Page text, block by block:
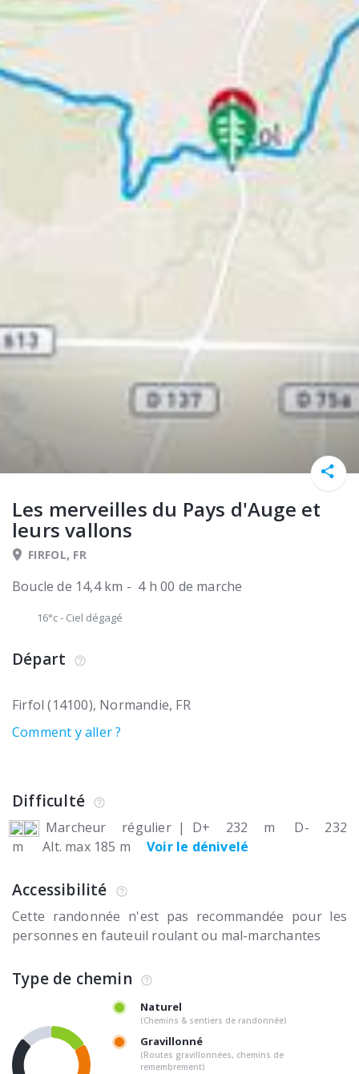
Les merveilles du Pays d'Auge et
leurs vallons
FIRFOL, FR
Boucle de 14,4 km - 4 h 00 de marche
16°c- Ciel dégagé
Départ
Firfol (14100) Normandie FR
Comment y aller ?
Difficulté
Marcheur régulier | D+ 232 m
D- 232
m
Alt. max 185 m Voir le dénivelé
Accessibilité
Cette randonnée n'est pas recommandée pour les
personnes en fauteuil roulant ou mal-marchantes
Type de chemin
Naturel
(Chemins & sentiers de randonnée)
Gravillonné
(Routes gravillonnées, chemins de
remembrement)